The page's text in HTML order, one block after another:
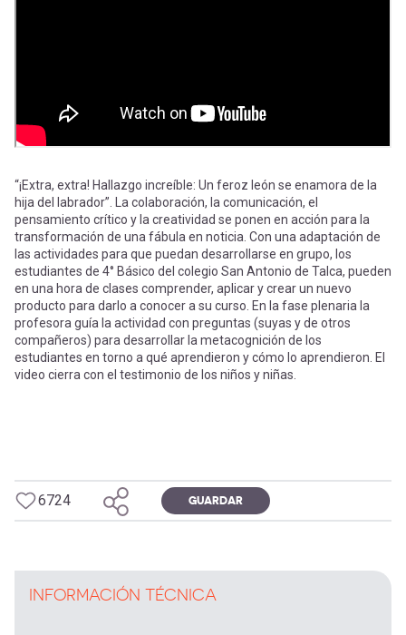
Menú
entrar
a
mi
cuenta
navegación
“¡Extra, extra! Hallazgo increíble: Un feroz león se enamora de la
hija del labrador”. La colaboración, la comunicación, el
pensamiento crítico y la creatividad se ponen en acción para la
transformación de una fábula en noticia. Con una adaptación de
las actividades para que puedan desarrollarse en grupo, los
estudiantes de 4° Básico del colegio San Antonio de Talca, pueden
en una hora de clases comprender, aplicar y crear un nuevo
producto para darlo a conocer a su curso. En la fase plenaria la
profesora guía la actividad con preguntas (suyas y de otros
compañeros) para desarrollar la metacognición de los
estudiantes en torno a qué aprendieron y cómo lo aprendieron. El
video cierra con el testimonio de los niños y niñas.
6724 GUARDAR
INFORMACIÓN TÉCNICA